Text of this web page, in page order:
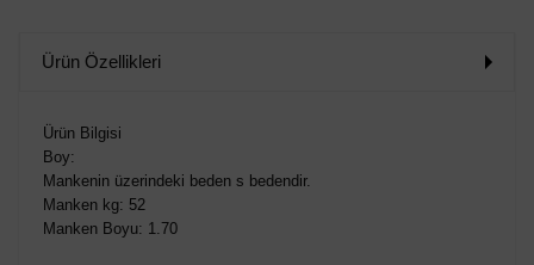
Ürün Özellikleri
Ürün Bilgisi
Boy:
Mankenin üzerindeki beden s bedendir.
Manken kg: 52
Manken Boyu: 1.70